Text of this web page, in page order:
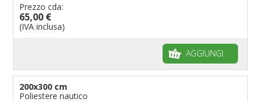
Prezzo cda:
65,00 €
(IVA inclusa)
AGGIUNGI
200x300 cm
Poliestere nautico